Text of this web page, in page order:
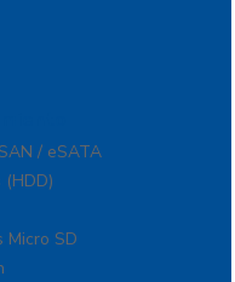
/ eSATA
Micro SD